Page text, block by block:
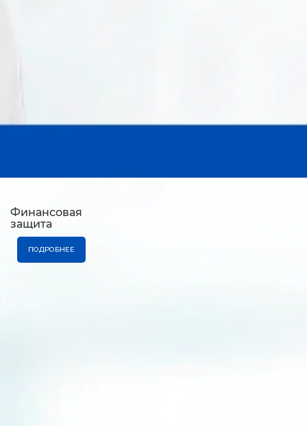
Финансовая
защита
ПОДРОБНЕЕ